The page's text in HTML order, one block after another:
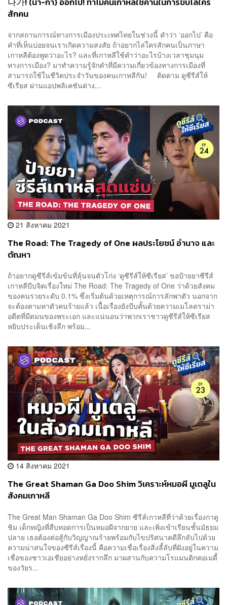
สักคน
จากสถานการณ์ทางการเมืองประเทศไทยในช่วงนี้ คำว่า ‘ออกไป’ คือ
คำที่เห็นบ่อยจนเราเกิดความสงสัย ถ้าอยากไล่ใครสักคนเป็นภาษา
เกาหลีต้องพูดว่าอะไร? และที่เกาหลีใช้คำว่าอะไรบ้างเวลาชุมนุม
ทางการเมือง? มาทำความรู้จักคำที่มีความเกี่ยวข้องทางการเมืองที่
สามารถใช้ในชีวิตประจำวันของคนเกาหลีกัน! ติดตาม ดูซีรีส์ให้
ซีเรียส ผ่านแอปพลิเคชันต่าง...
21 สิงหาคม 2021
The Road: The Tragedy of One ผลประโยชน์ อำนาจ และ
ตัณหา
ถ้าอยากดูซีรีส์เข้มข้นที่ลุ้นจนตัวโก่ง ‘ดูซีรีส์ให้ซีเรียส’ ขอป้ายยาซีรีส์
เกาหลีบีบจิตเรื่องใหม่ The Road: The Tragedy of One ว่าด้วยสังคม
ของคนรวยระดับ 0.1% ซึ่งเริ่มต้นด้วยเหตุการณ์การลักพาตัว นอกจาก
จะต้องตามหาตัวคนร้ายแล้ว เนื้อเรื่องยังบีบคั้นด้วยความเมโลดราม่า
อดีตที่มืดมนของพระเอก และแน่นอนว่าพวกเราชาวดูซีรีส์ให้ซีเรียส
หยิบประเด็นเชิงลึก พร้อม...
14 สิงหาคม 2021
The Great Shaman Ga Doo Shim วิเคราะห์หมอผี มูเตลูใน
สังคมเกาหลี
The Great Man Shaman Ga Doo Shim ซีรีส์เกาหลีที่ว่าด้วยเรื่องกาดู
ชิม เด็กหญิงที่สืบทอดการเป็นหมอผีจากยาย และเพิ่งเข้าเรียนชั้นมัธยม
ปลาย เธอต้องต่อสู้กับวิญญาณร้ายพร้อมกับไขปริศนาคดีลึกลับไปด้วย
ความน่าสนใจของซีรีส์เรื่องนี้ คือความเชื่อเรื่องสิ่งลี้ลับที่ฝังอยู่ในความ
เชื่อของชาวเอเชียอย่างหยั่งรากลึก มาผสานกับความโรแมนติกคอเมดี้
ของวัยร...